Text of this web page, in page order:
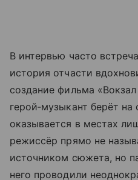
В интервью часто
история отчасти
создание фильма
герой‑музыкант берёт
оказывается в местах
режиссёр прямо не
источником сюжета, но
него проводили